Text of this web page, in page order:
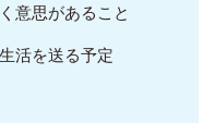
意思があること
活を送る予定